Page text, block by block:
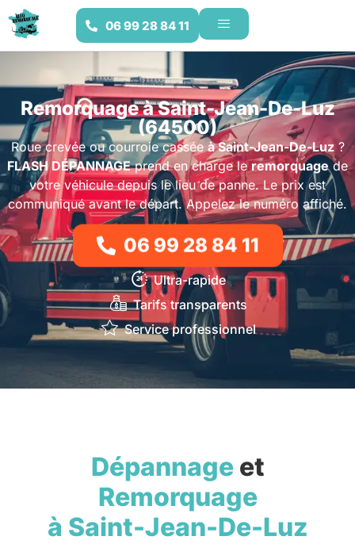
06 99 28 84 11
Remorquage à Saint-Jean-De-Luz
(64500)
Roue crevée ou courroie casséeà Saint-Jean-De-Luz?
FLASH DÉPANNAGEprend en charge leremorquagede
votre véhicule depuis le lieu de panne. Le prix est
communiqué avant le départ. Appelez le numéro affiché.
06 99 28 84 11
Ultra-rapide
Tarifs transparents
Service professionnel
Dépannageet
Remorquage
à Saint-Jean-De-Luz